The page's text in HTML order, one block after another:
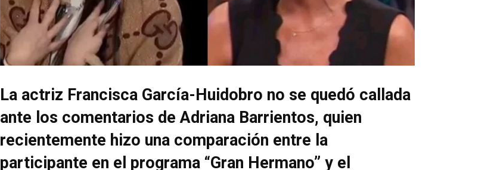
La actriz Francisca García-Huidobro no se quedó callada
ante los comentarios de Adriana Barrientos, quien
recientemente hizo una comparación entre la
participante en el programa “Gran Hermano” y el